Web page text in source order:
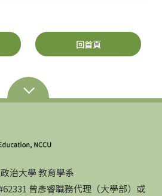
回首頁
治大學 教育學系
曾彥睿職務代理（大學部）或